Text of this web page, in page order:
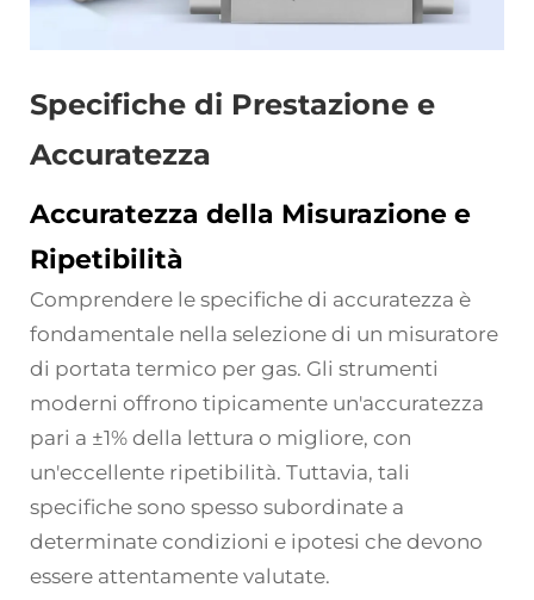
Specifiche di Prestazione e
Accuratezza
Accuratezza della Misurazione e
Ripetibilità
Comprendere le specifiche di accuratezza è
fondamentale nella selezione di un misuratore
di portata termico per gas. Gli strumenti
moderni offrono tipicamente un'accuratezza
pari a ±1% della lettura o migliore, con
un'eccellente ripetibilità. Tuttavia, tali
specifiche sono spesso subordinate a
determinate condizioni e ipotesi che devono
essere attentamente valutate.